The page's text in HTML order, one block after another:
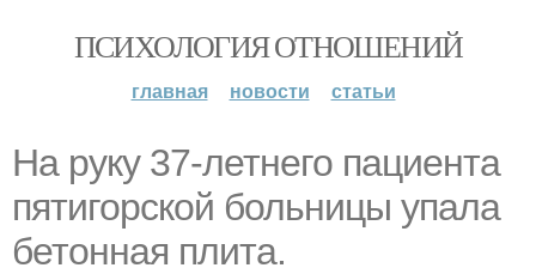
ПСИХОЛОГИЯ ОТНОШЕНИЙ
главная новости статьи
На руку 37-летнего пациента
пятигорской больницы упала
бетонная плита.